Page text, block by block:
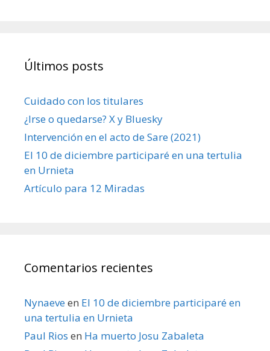
Últimos posts
Cuidado con los titulares
¿Irse o quedarse? X y Bluesky
Intervención en el acto de Sare (2021)
El 10 de diciembre participaré en una tertulia
en Urnieta
Artículo para 12 Miradas
Comentarios recientes
Nynaeveen El 10 de diciembre participaré en
una tertulia en Urnieta
Paul Rios en Ha muerto Josu Zabaleta